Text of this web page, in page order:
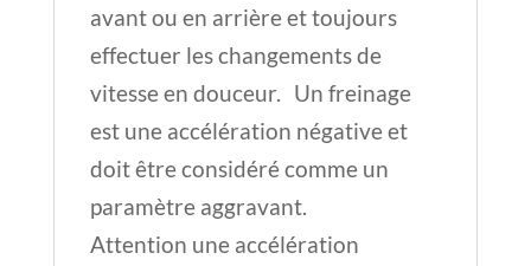
avant ou en arrière et toujours
effectuer les changements de
vitesse en douceur. Un freinage
est une accélération négative et
doit être considéré comme un
paramètre aggravant.
Attention une accélération